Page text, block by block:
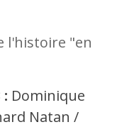
l'histoire "en
Dominique
Natan /